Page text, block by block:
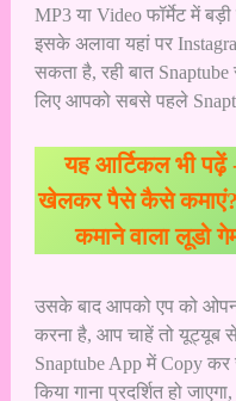
MP3 या Video फॉर्मेट में
इसके अलावा यहां पर
सकता है, रही बात
लिए आपको सबसे पहले
यह आर्टिकल भी पढ़ें
खेलकर पैसे कैसे कमाएं?
कमाने वाला लूडो
उसके बाद आपको एप को
करना है, आप चाहें तो यूट्यूब
Snaptube App में Copy
किया गाना प्रदर्शित हो